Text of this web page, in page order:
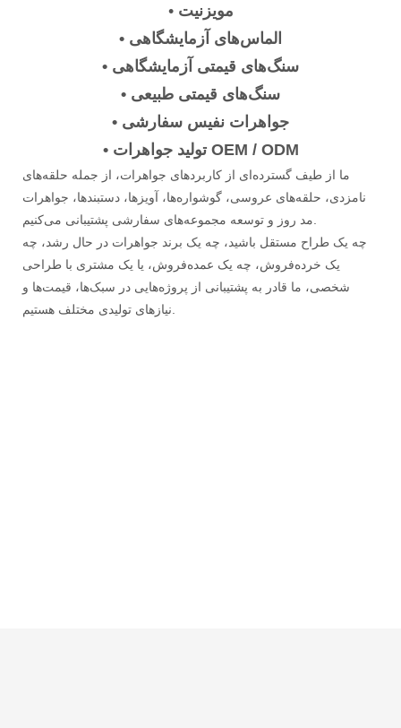
• مویزنیت
• الماس‌های آزمایشگاهی
• سنگ‌های قیمتی آزمایشگاهی
• سنگ‌های قیمتی طبیعی
• جواهرات نفیس سفارشی
• تولید جواهرات OEM / ODM
ما از طیف گسترده‌ای از کاربردهای جواهرات، از جمله حلقه‌های
نامزدی، حلقه‌های عروسی، گوشواره‌ها، آویزها، دستبندها، جواهرات
چه یک طراح مستقل باشید، چه یک برند جواهرات در حال رشد، چه
یک خرده‌فروش، چه یک عمده‌فروش، یا یک مشتری با طراحی
شخصی، ما قادر به پشتیبانی از پروژه‌هایی در سبک‌ها، قیمت‌ها و